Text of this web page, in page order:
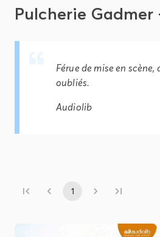
Pulcherie
Férue de mise en
oubliés.
Audiolib
1